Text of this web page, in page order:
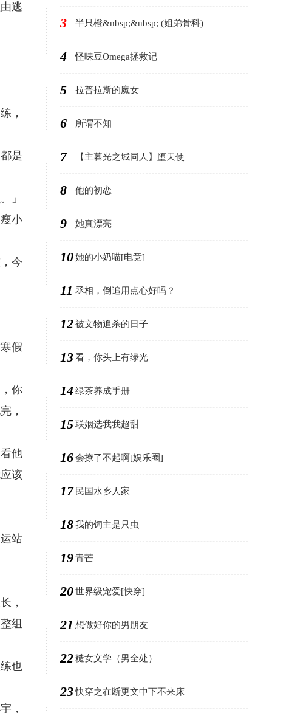
逃
，
是
」
小
今
假
你
，
他
该
站
，
组
也
，
3 半只橙&nbsp;&nbsp; (姐弟骨科)
4 怪味豆Omega拯救记
5 拉普拉斯的魔女
6 所谓不知
7 【主暮光之城同人】堕天使
8 他的初恋
9 她真漂亮
10她的小奶喵[电竞]
11 丞相，倒追用点心好吗？
12被文物追杀的日子
13看，你头上有绿光
14绿茶养成手册
15联姻选我我超甜
16会撩了不起啊[娱乐圈]
17 民国水乡人家
18我的饲主是只虫
19青芒
20世界级宠爱[快穿]
21 想做好你的男朋友
22糙女文学（男全处）
23快穿之在断更文中下不来床